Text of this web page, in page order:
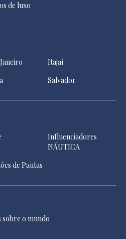
de luxo
Itajaí
Salvador
Influenciadores
NÁUTICA
de Pautas
sobre o mundo